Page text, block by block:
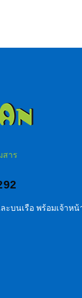
สาร
ะบนเรือ พร้อมเจ้าห